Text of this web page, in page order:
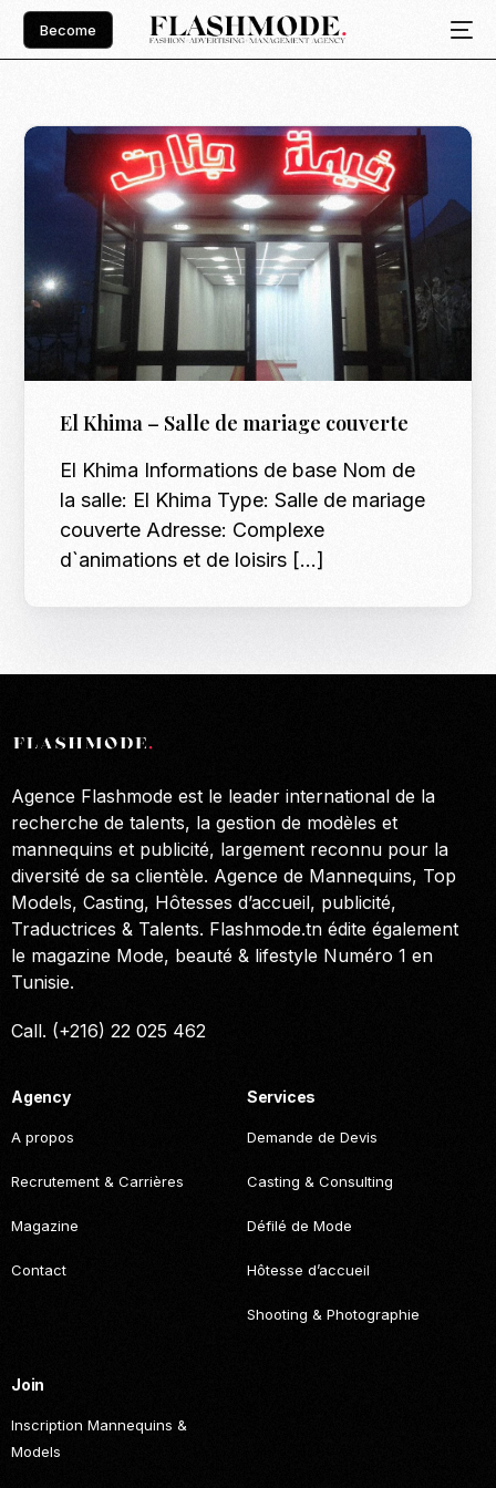
Become
El Khima – Salle de mariage couverte
El Khima Informations de base Nom de
la salle: El Khima Type: Salle de mariage
couverte Adresse: Complexe
d`animations et de loisirs […]
Agence Flashmode est le leader international de la
recherche de talents, la gestion de modèles et
mannequins et publicité, largement reconnu pour la
diversité de sa clientèle. Agence de Mannequins, Top
Models, Casting, Hôtesses d’accueil, publicité,
Traductrices & Talents. Flashmode.tn édite également
le magazine Mode, beauté & lifestyle Numéro 1 en
Tunisie.
Call. (+216) 22 025 462
Agency
A propos
Recrutement & Carrières
Magazine
Contact
Services
Demande de Devis
Casting & Consulting
Défilé de Mode
Hôtesse d’accueil
Shooting & Photographie
Join
Inscription Mannequins &
Models